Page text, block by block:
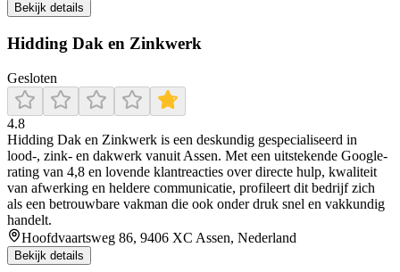
Bekijk details
Hidding Dak en Zinkwerk
Gesloten
4.8
Hidding Dak en Zinkwerk is een deskundig gespecialiseerd in
lood-, zink- en dakwerk vanuit Assen. Met een uitstekende Google-
rating van 4,8 en lovende klantreacties over directe hulp, kwaliteit
van afwerking en heldere communicatie, profileert dit bedrijf zich
als een betrouwbare vakman die ook onder druk snel en vakkundig
handelt.
Hoofdvaartsweg 86, 9406 XC Assen, Nederland
Bekijk details